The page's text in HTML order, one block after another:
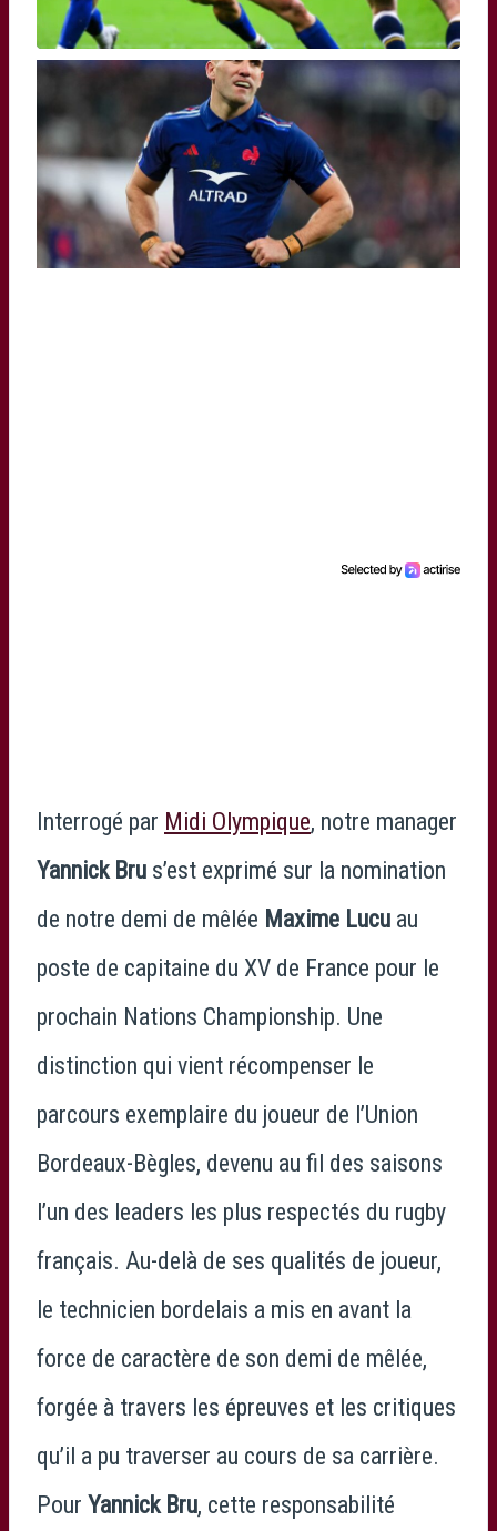
Interrogé par Midi Olympique, notre manager
Yannick Bru s’est exprimé sur la nomination
de notre demi de mêlée Maxime Lucu au
poste de capitaine du XV de France pour le
prochain Nations Championship. Une
distinction qui vient récompenser le
parcours exemplaire du joueur de l’Union
Bordeaux-Bègles, devenu au fil des saisons
l’un des leaders les plus respectés du rugby
français. Au-delà de ses qualités de joueur,
le technicien bordelais a mis en avant la
force de caractère de son demi de mêlée,
forgée à travers les épreuves et les critiques
qu’il a pu traverser au cours de sa carrière.
Pour Yannick Bru, cette responsabilité